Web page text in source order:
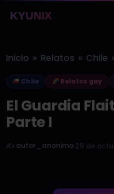
KYUNIX
Inicio » Relatos » Chile
Chile Relatos gay
El Guardia
Parte I
✍️ autor_anonimo 29 de